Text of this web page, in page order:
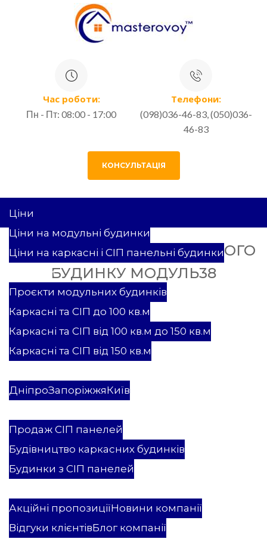
Час роботи:
Пн - Пт: 08:00 - 17:00
Телефони:
(098)036-46-83, (050)036-
46-83
КОНСУЛЬТАЦІЯ
Ціни
Ціни на модульні будинки
Ціни на каркасні і СІП панельні будинки
Проекти
Проєкти модульних будинків
Каркасні та СІП до 100 кв.м
Каркасні та СІП від 100 кв.м до 150 кв.м
Каркасні та СІП від 150 кв.м
ДніпроЗапоріжжяКиїв
Продаж СІП панелей
Будівництво каркасних будинків
Будинки з СІП панелей
Акційні пропозиціїНовини компанії
Відгуки клієнтівБлог компанії
38 КВ.М. ПРОЕКТ МОДУЛЬНОГО
БУДИНКУ МОДУЛЬ38